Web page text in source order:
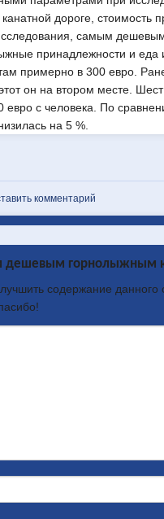
дороге, стоимость
самым
принадлежности и
примерно в 300 евро.
он на втором месте.
евро с человека. По
на 5 %.
комментарий
горнолыжным
содержание данного